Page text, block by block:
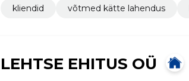
kliendid
võtmed kätte lahendus
LEHTSE EHITUS OÜ